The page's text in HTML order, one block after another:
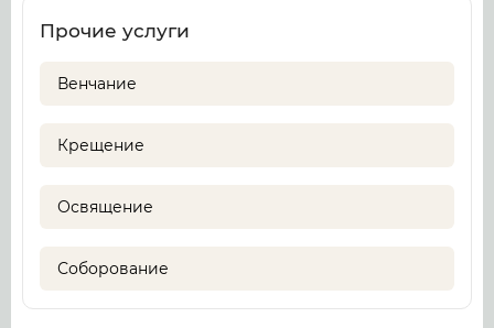
Прочие услуги
Венчание
Крещение
Освящение
Соборование